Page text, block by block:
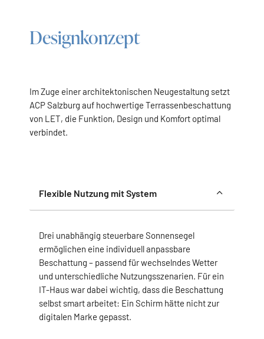
Designkonzept
Im Zuge einer architektonischen Neugestaltung setzt
ACP Salzburg auf hochwertige Terrassenbeschattung
von LET, die Funktion, Design und Komfort optimal
verbindet.
Flexible Nutzung mit System
Drei unabhängig steuerbare Sonnensegel
ermöglichen eine individuell anpassbare
Beschattung – passend für wechselndes Wetter
und unterschiedliche Nutzungsszenarien. Für ein
IT-Haus war dabei wichtig, dass die Beschattung
selbst smart arbeitet: Ein Schirm hätte nicht zur
digitalen Marke gepasst.